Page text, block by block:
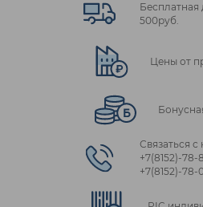
Бесплатная
500руб.
Цены от
Связаться с